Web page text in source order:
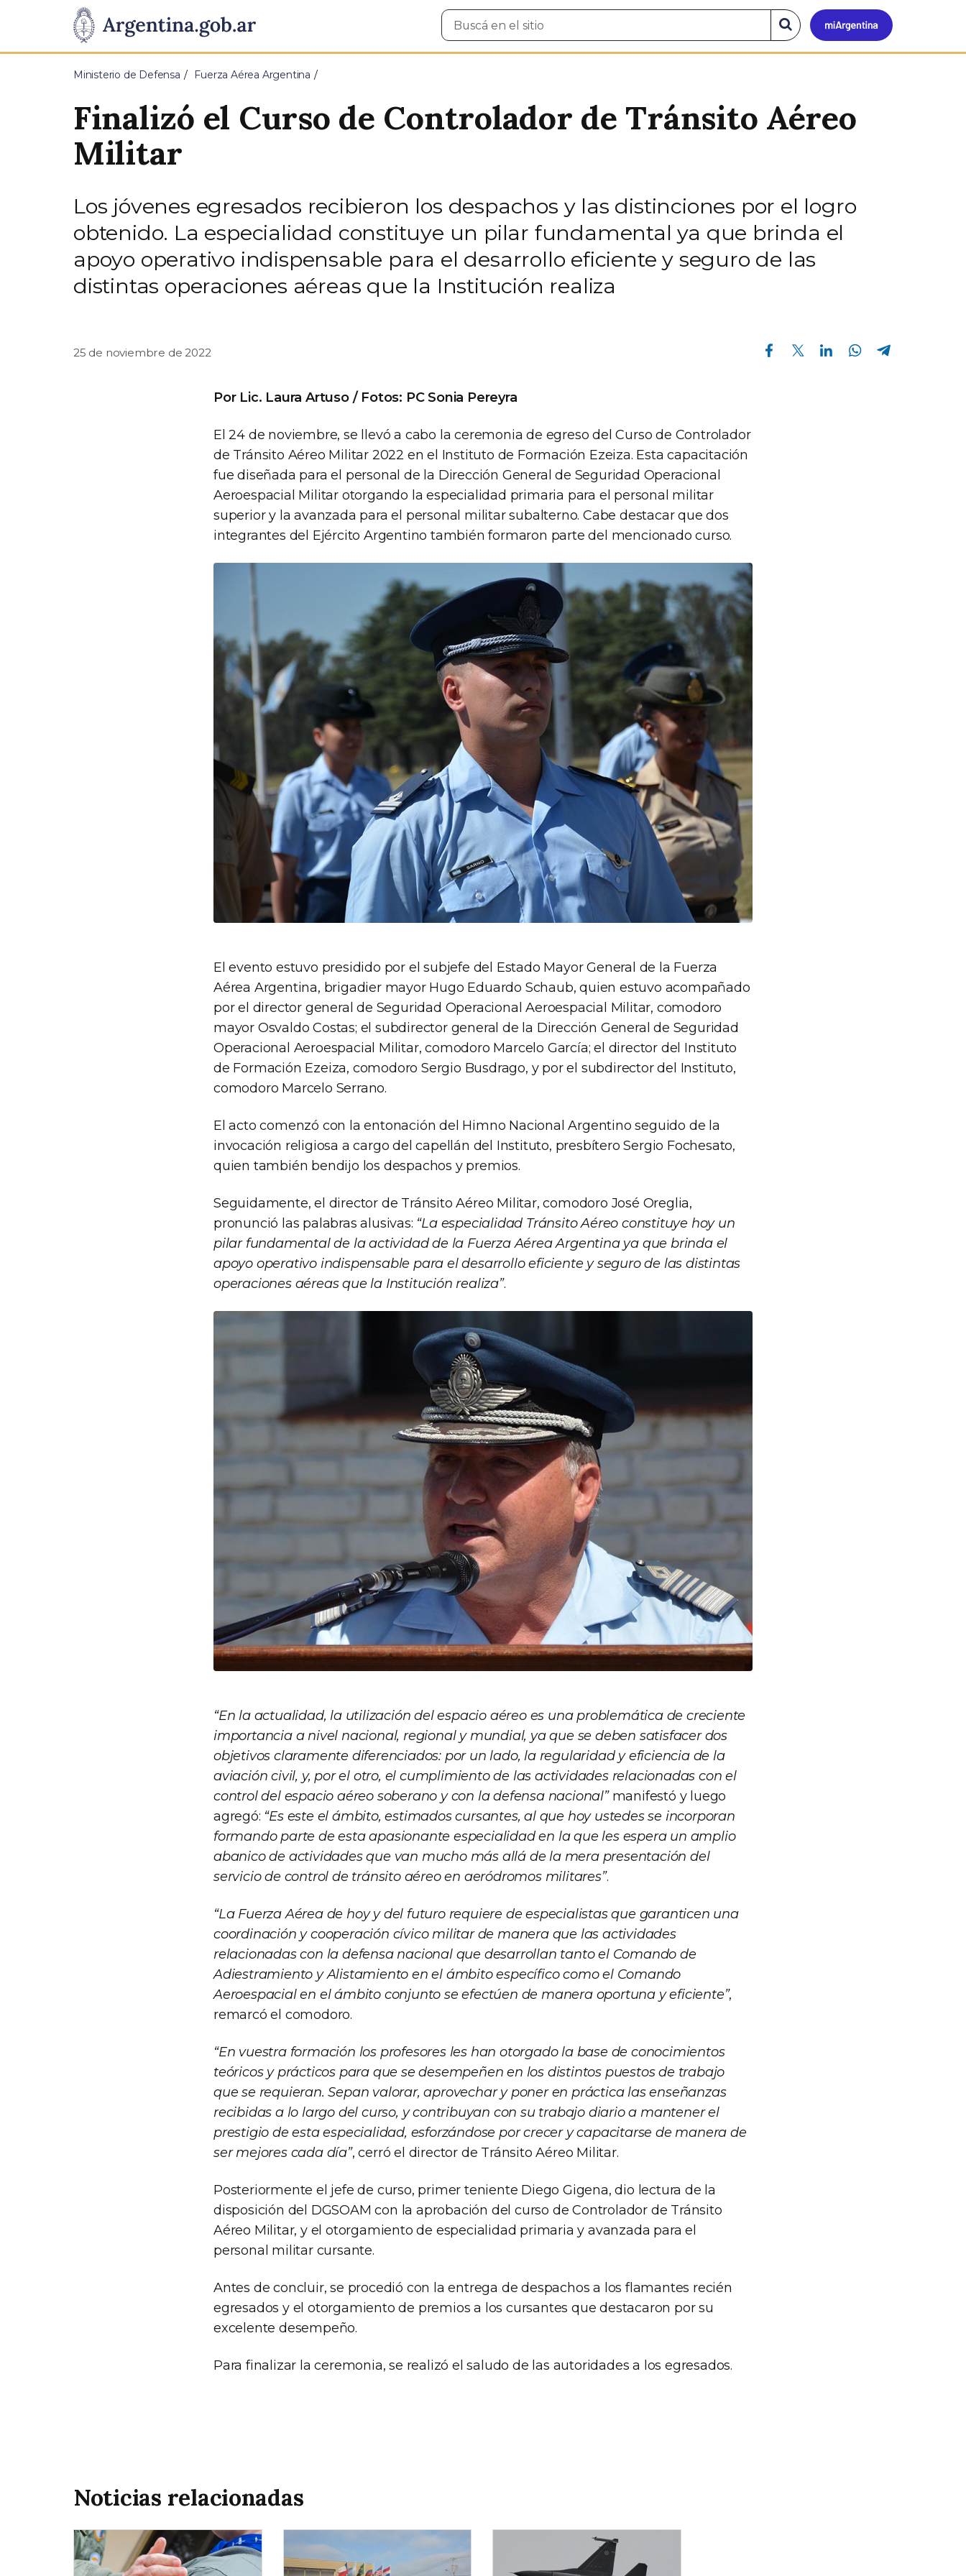
Presidencia
de
Pasar al contenido principal
Mi
Buscar
en
Buscar
en
el
Ministerio de Defensa Fuerza Aérea Argentina
Finalizó el Curso de Controlador de Tránsito Aéreo
Militar
Los jóvenes egresados recibieron los despachos y las distinciones por el logro
obtenido. La especialidad constituye un pilar fundamental ya que brinda el
apoyo operativo indispensable para el desarrollo eficiente y seguro de las
distintas operaciones aéreas que la Institución realiza
25 de noviembre de 2022
Compartir en Facebook Compartir en Twitter Compartir en Linkedin Compartir en Whatsapp
Por Lic. Laura Artuso / Fotos: PC Sonia Pereyra
El 24 de noviembre, se llevó a cabo la ceremonia de egreso del Curso de Controlador
de Tránsito Aéreo Militar 2022 en el Instituto de Formación Ezeiza. Esta capacitación
fue diseñada para el personal de la Dirección General de Seguridad Operacional
Aeroespacial Militar otorgando la especialidad primaria para el personal militar
superior y la avanzada para el personal militar subalterno. Cabe destacar que dos
integrantes del Ejército Argentino también formaron parte del mencionado curso.
El evento estuvo presidido por el subjefe del Estado Mayor General de la Fuerza
Aérea Argentina, brigadier mayor Hugo Eduardo Schaub, quien estuvo acompañado
por el director general de Seguridad Operacional Aeroespacial Militar, comodoro
mayor Osvaldo Costas; el subdirector general de la Dirección General de Seguridad
Operacional Aeroespacial Militar, comodoro Marcelo García; el director del Instituto
de Formación Ezeiza, comodoro Sergio Busdrago, y por el subdirector del Instituto,
comodoro Marcelo Serrano.
El acto comenzó con la entonación del Himno Nacional Argentino seguido de la
invocación religiosa a cargo del capellán del Instituto, presbítero Sergio Fochesato,
quien también bendijo los despachos y premios.
Seguidamente, el director de Tránsito Aéreo Militar, comodoro José Oreglia,
pronunció las palabras alusivas: “La especialidad Tránsito Aéreo constituye hoy un
pilar fundamental de la actividad de la Fuerza Aérea Argentina ya que brinda el
apoyo operativo indispensable para el desarrollo eficiente y seguro de las distintas
operaciones aéreas que la Institución realiza”.
“En la actualidad, la utilización del espacio aéreo es una problemática de creciente
importancia a nivel nacional, regional y mundial, ya que se deben satisfacer dos
objetivos claramente diferenciados: por un lado, la regularidad y eficiencia de la
aviación civil, y, por el otro, el cumplimiento de las actividades relacionadas con el
control del espacio aéreo soberano y con la defensa nacional”manifestó y luego
agregó: “Es este el ámbito, estimados cursantes, al que hoy ustedes se incorporan
formando parte de esta apasionante especialidad en la que les espera un amplio
abanico de actividades que van mucho más allá de la mera presentación del
servicio de control de tránsito aéreo en aeródromos militares”.
“La Fuerza Aérea de hoy y del futuro requiere de especialistas que garanticen una
coordinación y cooperación cívico militar de manera que las actividades
relacionadas con la defensa nacional que desarrollan tanto el Comando de
Adiestramiento y Alistamiento en el ámbito específico como el Comando
Aeroespacial en el ámbito conjunto se efectúen de manera oportuna y eficiente”,
remarcó el comodoro.
“En vuestra formación los profesores les han otorgado la base de conocimientos
teóricos y prácticos para que se desempeñen en los distintos puestos de trabajo
que se requieran. Sepan valorar, aprovechar y poner en práctica las enseñanzas
recibidas a lo largo del curso, y contribuyan con su trabajo diario a mantener el
prestigio de esta especialidad, esforzándose por crecer y capacitarse de manera de
ser mejores cada día”, cerró el director de Tránsito Aéreo Militar.
Posteriormente el jefe de curso, primer teniente Diego Gigena, dio lectura de la
disposición del DGSOAM con la aprobación del curso de Controlador de Tránsito
Aéreo Militar, y el otorgamiento de especialidad primaria y avanzada para el
personal militar cursante.
Antes de concluir, se procedió con la entrega de despachos a los flamantes recién
egresados y el otorgamiento de premios a los cursantes que destacaron por su
excelente desempeño.
Para finalizar la ceremonia, se realizó el saludo de las autoridades a los egresados.
Noticias relacionadas